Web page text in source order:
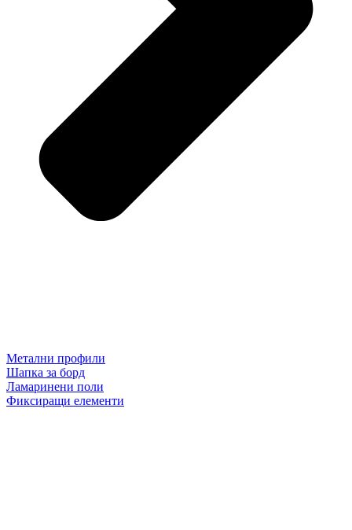
Метални профили
Шапка за борд
Ламаринени поли
Фиксиращи елементи